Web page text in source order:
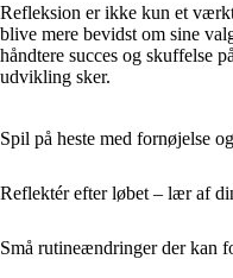
Refleksion er ikke kun et
blive mere bevidst om sine
håndtere succes og skuffelse
udvikling sker.
Spil på heste med fornøjelse
Reflektér efter løbet – lær af
Små rutineændringer der kan